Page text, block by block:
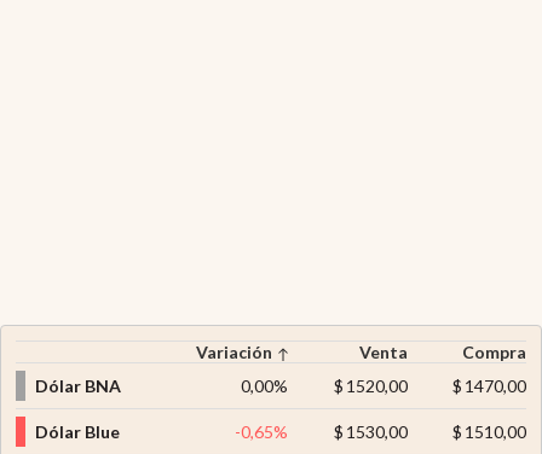
Variación Venta
Compra
Dólar BNA
0,00% $ 1520,00 $ 1470,00
Dólar Blue -0,65% $ 1530,00 $ 1510,00